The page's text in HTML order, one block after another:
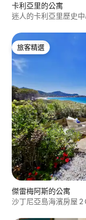
卡利亞里的公寓
迷人的卡利亞里歷史
旅客精選
旅客精選
傑雷梅阿斯的公寓
沙丁尼亞島海濱房屋 2